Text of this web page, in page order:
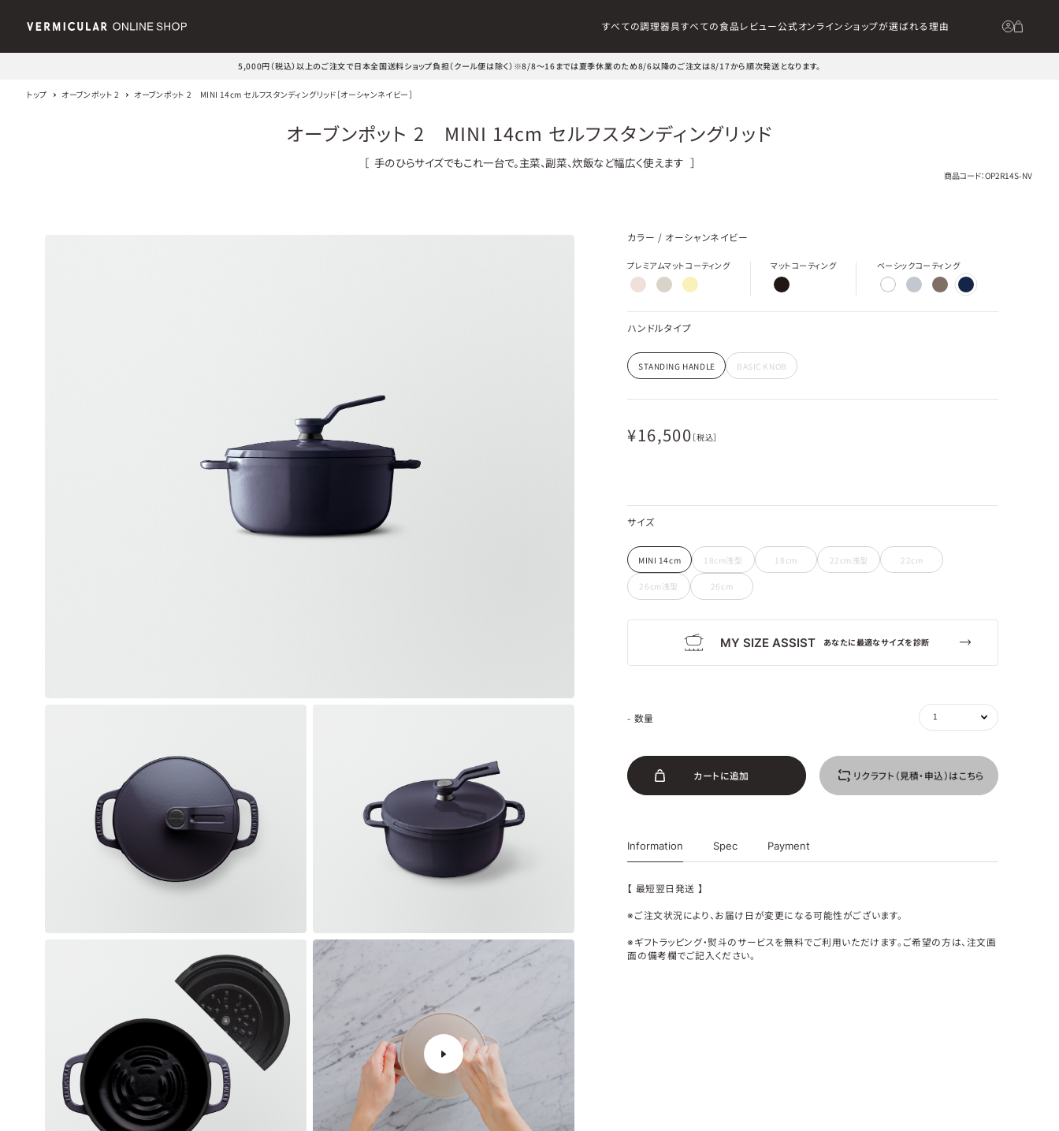
すべての調理器具すべての食品レビュー公式オンラインショップが選ばれる理由
5,000円（税込）以上のご注文で日本全国送料ショップ負担（クール便は除く） ※8/8～16までは夏季休業のため8/6以降のご注文は8/17から順次発送となります。
トップ オーブンポット 2 オーブンポット 2 MINI 14cm セルフスタンディングリッド［オーシャンネイビー］
オーブンポット 2 MINI 14cm セルフスタンディングリッド
［ 手のひらサイズでもこれ一台で。主菜、副菜、炊飯など幅広く使えます ］
商品コード：OP2R14S-NV
カラー / オーシャンネイビー
プレミアムマットコーティング マットコーティング ベーシックコーティング
ハンドルタイプ
STANDING HANDLE BASIC KNOB
¥16,500 ［税込］
サイズ
MINI 14cm 18cm浅型 18cm 22cm浅型 22cm
26cm浅型 26cm
MY SIZE ASSIST あなたに最適なサイズを診断
- 数量
カートに追加 リクラフト （見積・申込）はこちら
Information Spec Payment
【 最短翌日発送 】
※ご注文状況により、お届け日が変更になる可能性がございます。
※ギフトラッピング・熨斗のサービスを無料でご利用いただけます。ご希望の方は、注文画
面の備考欄でご記入ください。